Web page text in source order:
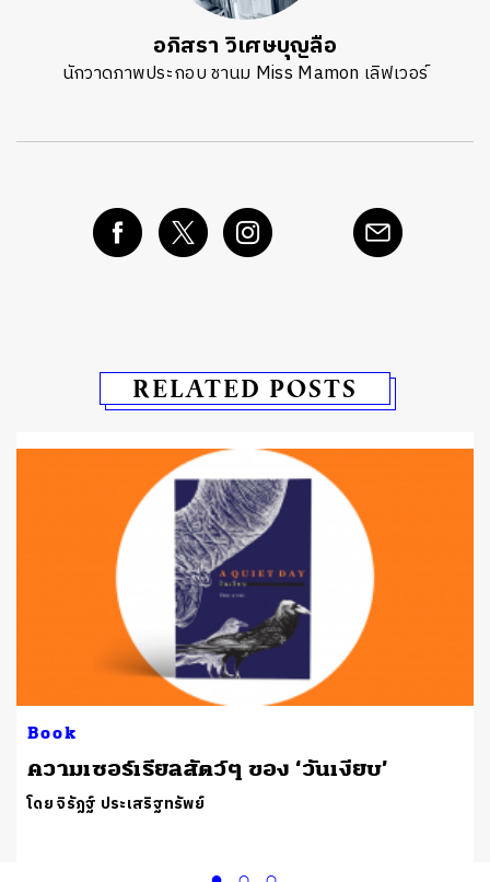
อภิสรา วิเศษบุญลือ
นักวาดภาพประกอบ ชานม Miss Mamon เลิฟเวอร์
RELATED POSTS
Book
ความเซอร์เรียลสัตว์ๆ ของ ‘วันเงียบ’
โดย จิรัฏฐ์​ ประเสริฐทรัพย์